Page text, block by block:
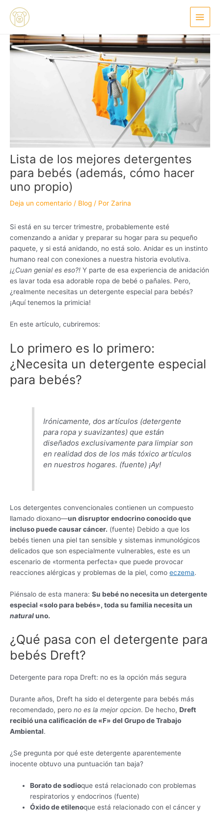
contenido
Main
Menu
Lista de los mejores detergentes
para bebés (además, cómo hacer
uno propio)
Deja un comentario / Blog / Por Zarina
Si está en su tercer trimestre, probablemente esté
comenzando a anidar y preparar su hogar para su pequeño
paquete, y si está anidando, no está solo. Anidar es un instinto
humano real con conexiones a nuestra historia evolutiva.
¡¿Cuan genial es eso?! Y parte de esa experiencia de anidación
es lavar toda esa adorable ropa de bebé o pañales. Pero,
¿realmente necesitas un detergente especial para bebés?
¡Aquí tenemos la primicia!
En este artículo, cubriremos:
Lo primero es lo primero:
¿Necesita un detergente especial
para bebés?
Irónicamente, dos artículos (detergente
para ropa y suavizantes) que están
diseñados exclusivamente para limpiar son
en realidad dos de losmás tóxico artículos
en nuestros hogares. (fuente)¡Ay!
Los detergentes convencionales contienen un compuesto
llamado dioxano—un disruptor endocrino conocido que
incluso puede causar cáncer. (fuente) Debido a que los
bebés tienen una piel tan sensible y sistemas inmunológicos
delicados que son especialmente vulnerables, este es un
escenario de «tormenta perfecta» que puede provocar
reacciones alérgicas y problemas de la piel, como eczema.
Piénsalo de esta manera: Su bebé no necesita un detergente
especial «solo para bebés», toda su familia necesita un
naturaluno.
¿Qué pasa con el detergente para
bebés Dreft?
Detergente para ropa Dreft: no es la opción más segura
Durante años, Dreft ha sido el detergente para bebés más
recomendado, pero no es la mejor opcion. De hecho, Dreft
recibió una calificación de «F» del Grupo de Trabajo
Ambiental.
¿Se pregunta por qué este detergente aparentemente
inocente obtuvo una puntuación tan baja?
Borato de sodioque está relacionado con problemas
respiratorios y endocrinos (fuente)
Óxido de etilenoque está relacionado con el cáncer y
de
entradas